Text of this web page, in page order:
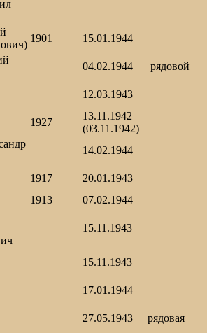
1901 15.01.1944
04.02.1944 рядовой
12.03.1943
1927
13.11.1942
(03.11.1942)
14.02.1944
1917
20.01.1943
1913 07.02.1944
15.11.1943
15.11.1943
17.01.1944
27.05.1943 рядовая